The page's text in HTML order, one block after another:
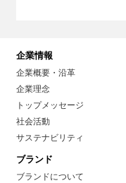
企業情報
企業概要・沿革
企業理念
トップメッセージ
社会活動
サステナビリティ
ブランド
ブランドについて